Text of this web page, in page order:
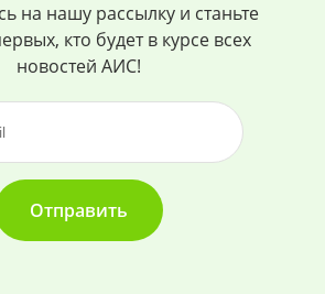
на нашу рассылку и станьте
кто будет в курсе всех
новостей АИС!
Отправить